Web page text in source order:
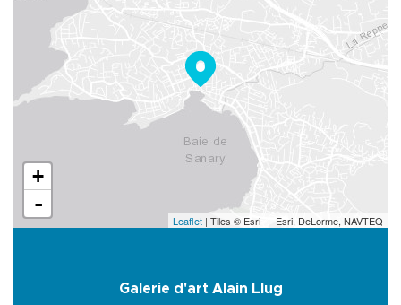
+
-
Leaflet | Tiles © Esri — Esri, DeLorme, NAVTEQ
Galerie d'art Alain Llug